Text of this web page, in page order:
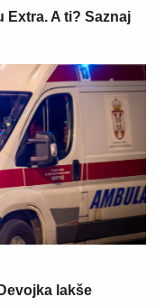
Extra. A ti? Saznaj
lakše